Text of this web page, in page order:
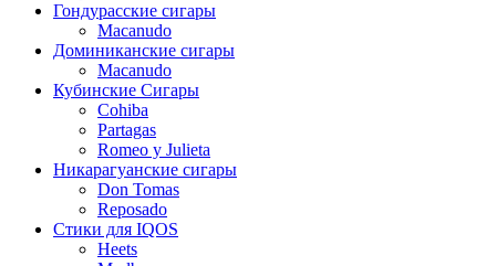
Гондурасские сигары
Macanudo
Доминиканские сигары
Macanudo
Кубинские Сигары
Cohiba
Partagas
Romeo y Julieta
Никарагуанские сигары
Don Tomas
Reposado
Стики для IQOS
Heets